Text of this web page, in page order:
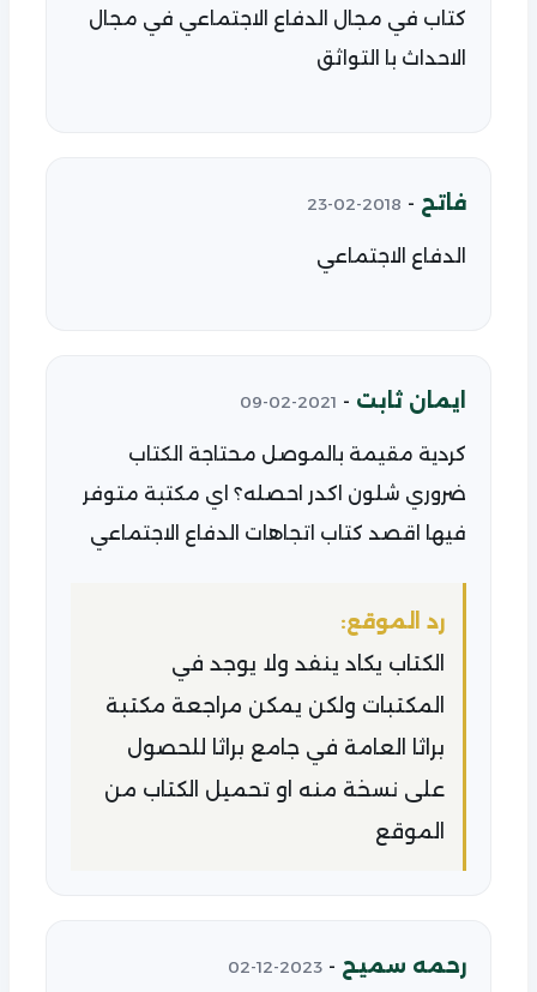
كتاب في مجال الدفاع الاجتماعي في مجال
الاحداث با التواثق
فاتح -
2018-02-23
الدفاع الاجتماعي
ايمان ثابت -
2021-02-09
كردية مقيمة بالموصل محتاجة الكتاب
ضروري شلون اكدر احصله؟ اي مكتبة متوفر
فيها اقصد كتاب اتجاهات الدفاع الاجتماعي
رد الموقع:
الكتاب يكاد ينفد ولا يوجد في
المكتبات ولكن يمكن مراجعة مكتبة
براثا العامة في جامع براثا للحصول
على نسخة منه او تحميل الكتاب من
الموقع
رحمه سميح -
2023-12-02